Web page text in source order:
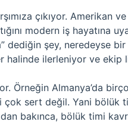
çıkıyor. Amerikan
modern iş hayatına
dediğin şey, neredeyse
halinde ilerleniyor ve ekip
Örneğin Almanya’da
sert değil. Yani bölük
bakınca, bölük timi